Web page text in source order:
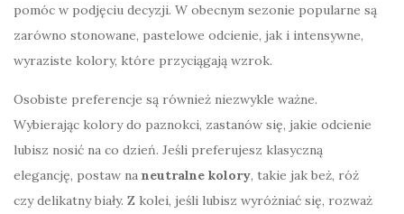
pomóc w podjęciu decyzji. W obecnym sezonie popularne są
zarówno stonowane, pastelowe odcienie, jak i intensywne,
wyraziste kolory, które przyciągają wzrok.
Osobiste preferencje są również niezwykle ważne.
Wybierając kolory do paznokci, zastanów się, jakie odcienie
lubisz nosić na co dzień. Jeśli preferujesz klasyczną
elegancję, postaw na neutralne kolory, takie jak beż, róż
czy delikatny biały. Z kolei, jeśli lubisz wyróżniać się, rozważ